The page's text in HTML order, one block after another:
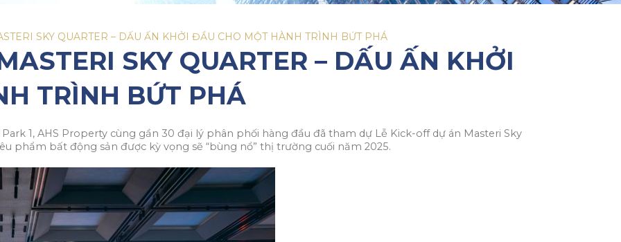
SKY QUARTER – DẤU ẤN KHỞI ĐẦU CHO MỘT HÀNH TRÌNH BỨT PHÁ
SKY QUARTER – DẤU ẤN KHỞI
TRÌNH BỨT PHÁ
1, AHS Property cùng gần 30 đại lý phân phối hàng đầu đã tham dự Lễ Kick-off dự án Masteri Sky
phẩm bất động sản được kỳ vọng sẽ “bùng nổ” thị trường cuối năm 2025.